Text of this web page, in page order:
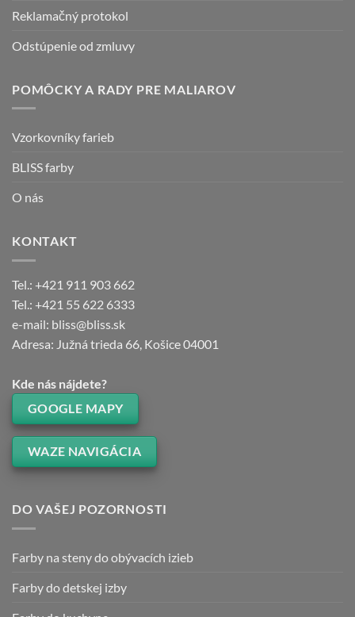
Reklamačný protokol
Odstúpenie od zmluvy
POMÔCKY A RADY PRE MALIAROV
Vzorkovníky farieb
BLISS farby
O nás
KONTAKT
Tel.: +421 911 903 662
Tel.: +421 55 622 6333
e-mail: bliss@bliss.sk
Adresa: Južná trieda 66, Košice 04001
Kde nás nájdete?
GOOGLE MAPY
WAZE NAVIGÁCIA
DO VAŠEJ POZORNOSTI
Farby na steny do obývacích izieb
Farby do detskej izby